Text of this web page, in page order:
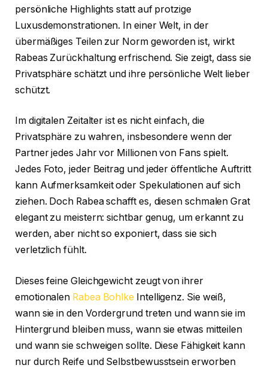
persönliche Highlights statt auf protzige
Luxusdemonstrationen. In einer Welt, in der
übermäßiges Teilen zur Norm geworden ist, wirkt
Rabeas Zurückhaltung erfrischend. Sie zeigt, dass sie
Privatsphäre schätzt und ihre persönliche Welt lieber
schützt.
Im digitalen Zeitalter ist es nicht einfach, die
Privatsphäre zu wahren, insbesondere wenn der
Partner jedes Jahr vor Millionen von Fans spielt.
Jedes Foto, jeder Beitrag und jeder öffentliche Auftritt
kann Aufmerksamkeit oder Spekulationen auf sich
ziehen. Doch Rabea schafft es, diesen schmalen Grat
elegant zu meistern: sichtbar genug, um erkannt zu
werden, aber nicht so exponiert, dass sie sich
verletzlich fühlt.
Dieses feine Gleichgewicht zeugt von ihrer
emotionalen Rabea Bohlke Intelligenz. Sie weiß,
wann sie in den Vordergrund treten und wann sie im
Hintergrund bleiben muss, wann sie etwas mitteilen
und wann sie schweigen sollte. Diese Fähigkeit kann
nur durch Reife und Selbstbewusstsein erworben